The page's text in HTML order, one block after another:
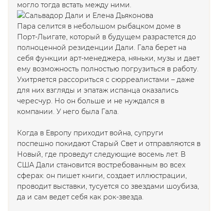
могло тогда встать между ними.
Пара селится в небольшом рыбацком доме в
Порт-Льигате, который в будущем разрастется до
полноценной резиденции Дали. Гала берет на
себя функции арт-менеджера, няньки, музы и дает
ему возможность полностью погрузиться в работу.
Ухитряется рассориться с сюрреалистами – даже
для них взгляды и эпатаж испанца оказались
чересчур. Но он больше и не нуждался в
компании. У него была Гала.
Когда в Европу приходит война, супруги
поспешно покидают Старый Свет и отправляются в
Новый, где проведут следующие восемь лет. В
США Дали становится востребованным во всех
сферах: он пишет книги, создает иллюстрации,
проводит выставки, тусуется со звездами шоубиза,
да и сам ведет себя как рок-звезда.